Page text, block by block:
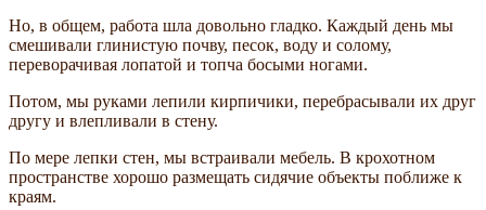
Но, в общем, работа шла довольно гладко. Каждый день мы
смешивали глинистую почву, песок, воду и солому,
переворачивая лопатой и топча босыми ногами.
Потом, мы руками лепили кирпичики, перебрасывали их друг
другу и влепливали в стену.
По мере лепки стен, мы встраивали мебель. В крохотном
пространстве хорошо размещать сидячие объекты поближе к
краям.